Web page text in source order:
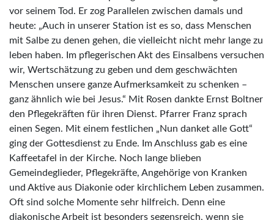
vor seinem Tod. Er zog Parallelen zwischen damals und
heute: „Auch in unserer Station ist es so, dass Menschen
mit Salbe zu denen gehen, die vielleicht nicht mehr lange zu
leben haben. Im pflegerischen Akt des Einsalbens versuchen
wir, Wertschätzung zu geben und dem geschwächten
Menschen unsere ganze Aufmerksamkeit zu schenken –
ganz ähnlich wie bei Jesus.“ Mit Rosen dankte Ernst Boltner
den Pflegekräften für ihren Dienst. Pfarrer Franz sprach
einen Segen. Mit einem festlichen „Nun danket alle Gott“
ging der Gottesdienst zu Ende. Im Anschluss gab es eine
Kaffeetafel in der Kirche. Noch lange blieben
Gemeindeglieder, Pflegekräfte, Angehörige von Kranken
und Aktive aus Diakonie oder kirchlichem Leben zusammen.
Oft sind solche Momente sehr hilfreich. Denn eine
diakonische Arbeit ist besonders segensreich, wenn sie